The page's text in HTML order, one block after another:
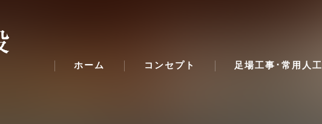
ホーム コンセプト 足場工事･常用人工